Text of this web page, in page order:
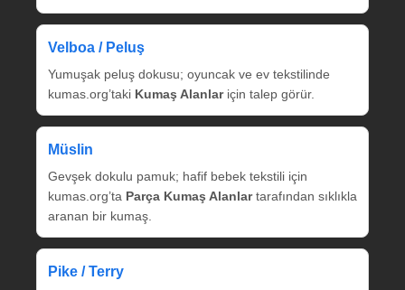
Velboa / Peluş
Yumuşak peluş dokusu; oyuncak ve ev tekstilinde
kumas.org’taki Kumaş Alanlariçin talep görür.
Müslin
Gevşek dokulu pamuk; hafif bebek tekstili için
kumas.org’ta Parça Kumaş Alanlartarafından sıklıkla
aranan bir kumaş.
Pike / Terry